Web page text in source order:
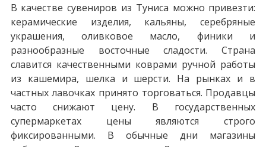
В качестве сувениров из Туниса можно привезти:
керамические изделия, кальяны, серебряные
украшения, оливковое масло, финики и
разнообразные восточные сладости. Страна
славится качественными коврами ручной работы
из кашемира, шелка и шерсти. На рынках и в
частных лавочках принято торговаться. Продавцы
часто снижают цену. В государственных
супермаркетах цены являются строго
фиксированными. В обычные дни магазины